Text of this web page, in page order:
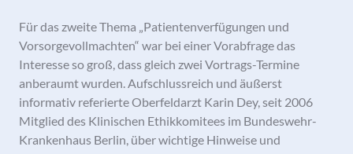
Für das zweite Thema „Patientenverfügungen und
Vorsorgevollmachten“ war bei einer Vorabfrage das
Interesse so groß, dass gleich zwei Vortrags-Termine
anberaumt wurden. Aufschlussreich und äußerst
informativ referierte Oberfeldarzt Karin Dey, seit 2006
Mitglied des Klinischen Ethikkomitees im Bundeswehr-
Krankenhaus Berlin, über wichtige Hinweise und